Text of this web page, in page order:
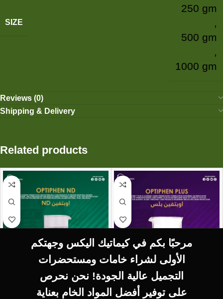
مرحبًا بكم في كيماتيك اليكس وجهتكم
الأولى لشراء خامات ومستحضرات
التجميل عالية الجودة! نحن نحرص
على توفير أفضل المواد الخام بعناية
SIZE
250 gm
,
500 gm
,
1000 gm
Reviews (0)
Shipping & Delivery
Related products
SELECT OPTIONS SELECT OPTIONS